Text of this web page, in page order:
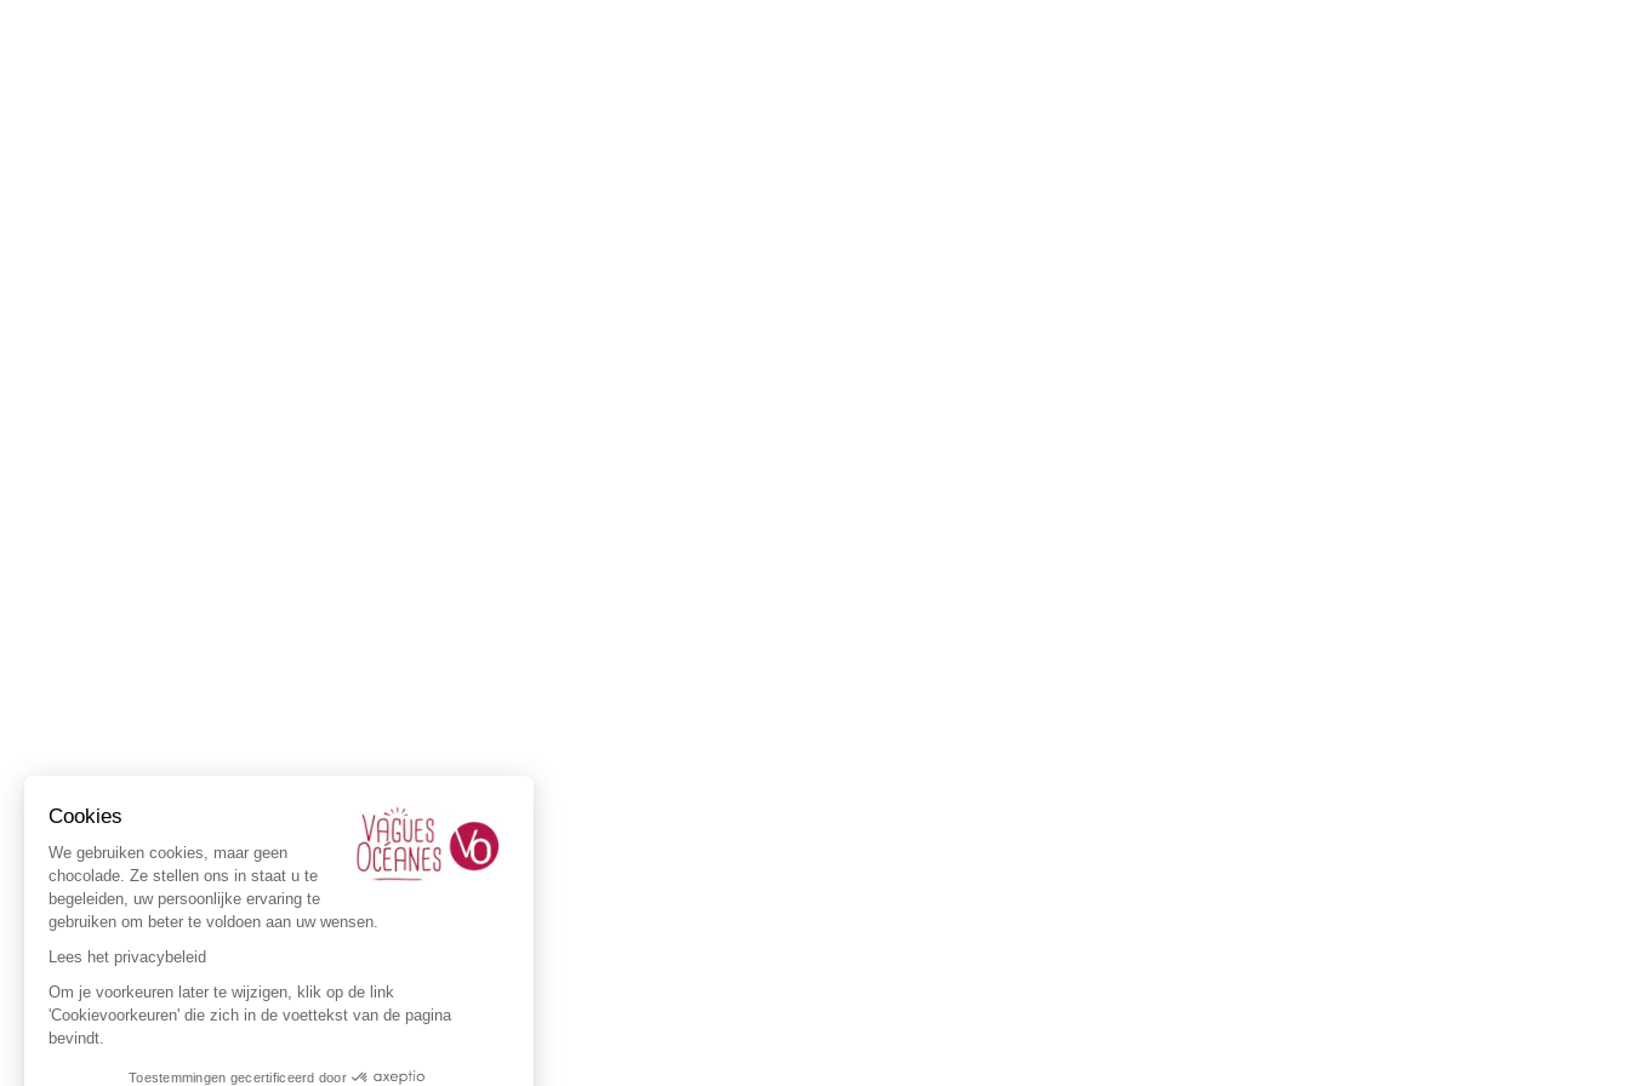
Cookies
We gebruiken cookies, maar geen
chocolade. Ze stellen ons in staat u te
begeleiden, uw persoonlijke ervaring te
gebruiken om beter te voldoen aan uw wensen.
Lees het privacybeleid
Om je voorkeuren later te wijzigen, klik op de link
'Cookievoorkeuren' die zich in de voettekst van de pagina
bevindt.
Toestemmingen gecertificeerd door